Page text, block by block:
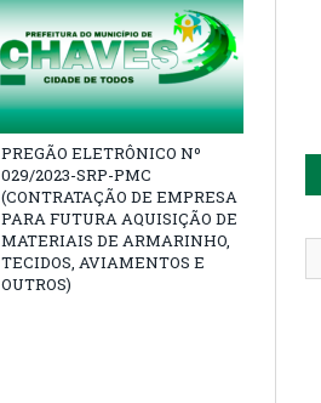
PREGÃO ELETRÔNICO Nº
029/2023-SRP-PMC
(CONTRATAÇÃO DE EMPRESA
PARA FUTURA AQUISIÇÃO DE
MATERIAIS DE ARMARINHO,
TECIDOS, AVIAMENTOS E
OUTROS)